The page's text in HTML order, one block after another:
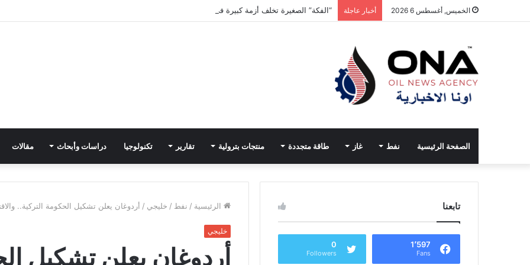
الخميس, أغسطس 6 2026 أخبار عاجلة “الفكة” الصغيرة تخلف أزمة كبيرة في الأسواق السورية
الصفحة الرئيسية نفط غاز طاقة متجددة منتجات بترولية تقارير تكنولوجيا دراسات وأبحاث مقالات
الرئيسية / نفط / خليجي / أردوغان يعلن تشكيل الحكومة التركية..
خليجي
أردوغان يعلن تشكيل
تابعنا
1٬597
Fans
0
Followers